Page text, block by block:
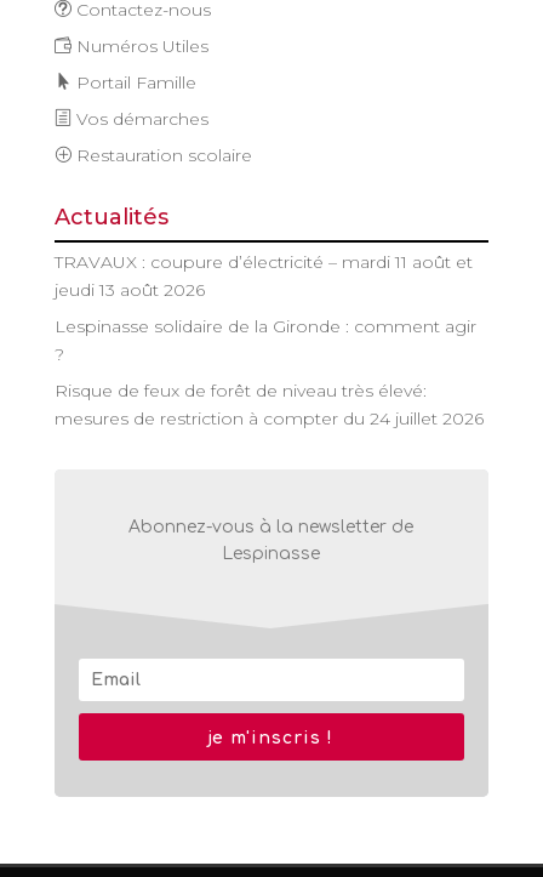
Contactez-nous
Numéros Utiles
Portail Famille
Vos démarches
Restauration scolaire
Actualités
TRAVAUX : coupure d’électricité – mardi 11 août et
jeudi 13 août 2026
Lespinasse solidaire de la Gironde : comment agir
?
Risque de feux de forêt de niveau très élevé:
mesures de restriction à compter du 24 juillet 2026
Abonnez-vous à la newsletter de
Lespinasse
je m'inscris !